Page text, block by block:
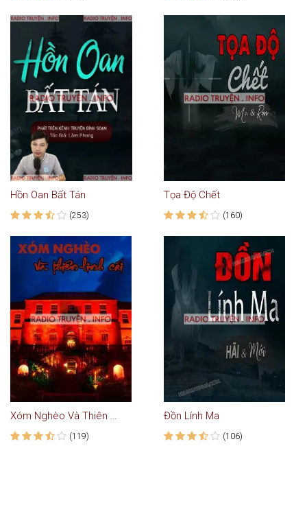
Hồn Oan Bất Tán
(253)
Tọa Độ Chết
(160)
Xóm Nghèo Và Thiên Linh Cái
(119)
Đồn Lính Ma
(106)